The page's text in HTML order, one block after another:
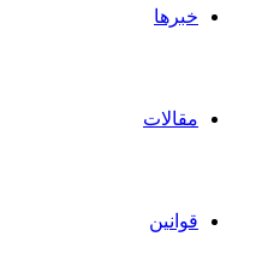
خبرها
مقالات
قوانین